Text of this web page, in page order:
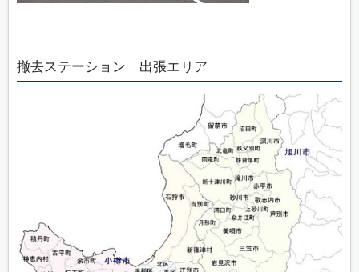
撤去ステーション 出張エリア